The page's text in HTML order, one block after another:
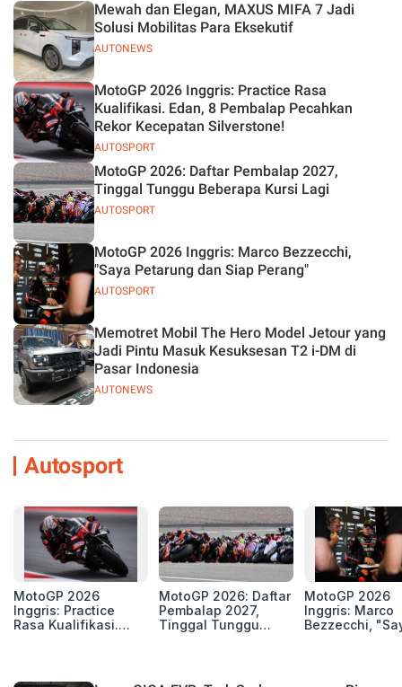
AUTONEWS
Mewah dan Elegan, MAXUS MIFA 7 Jadi
Solusi Mobilitas Para Eksekutif
AUTOSPORT
MotoGP 2026 Inggris: Practice Rasa
Kualifikasi. Edan, 8 Pembalap Pecahkan
Rekor Kecepatan Silverstone!
AUTOSPORT
MotoGP 2026: Daftar Pembalap 2027,
Tinggal Tunggu Beberapa Kursi Lagi
AUTOSPORT
MotoGP 2026 Inggris: Marco Bezzecchi,
"Saya Petarung dan Siap Perang"
AUTONEWS
Memotret Mobil The Hero Model Jetour yang
Jadi Pintu Masuk Kesuksesan T2 i-DM di
Pasar Indonesia
Autosport
MotoGP 2026
Inggris: Practice
Rasa Kualifikasi.
Silverstone!
MotoGP 2026: Daftar
Pembalap 2027,
Tinggal Tunggu
MotoGP 2026
Inggris: Marco
Bezzecchi,